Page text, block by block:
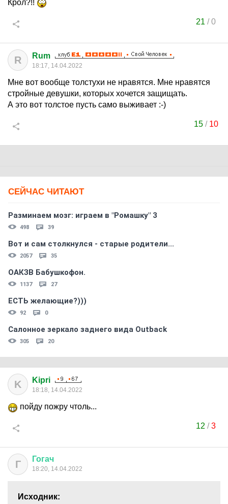
Крол?!!
21 /0
R Rum
18:17, 14.04.2022
Мне вот вообще толстухи не нравятся. Мне нравятся
стройные девушки, которых хочется защищать.
А это вот толстое пусть само выживает :-)
15/ 10
СЕЙЧАС ЧИТАЮТ
Разминаем мозг: играем в "Ромашку" 3
498 39
Вот и сам столкнулся - старые родители...
2057 35
ОАКЗВ Бабушкофон.
1137 27
ЕСТЬ желающие?)))
92 0
Салонное зеркало заднего вида Outback
305 20
K Kipri
18:18, 14.04.2022
пойду пожру чтоль...
12 /3
Г Гогач
18:20, 14.04.2022
Исходник: